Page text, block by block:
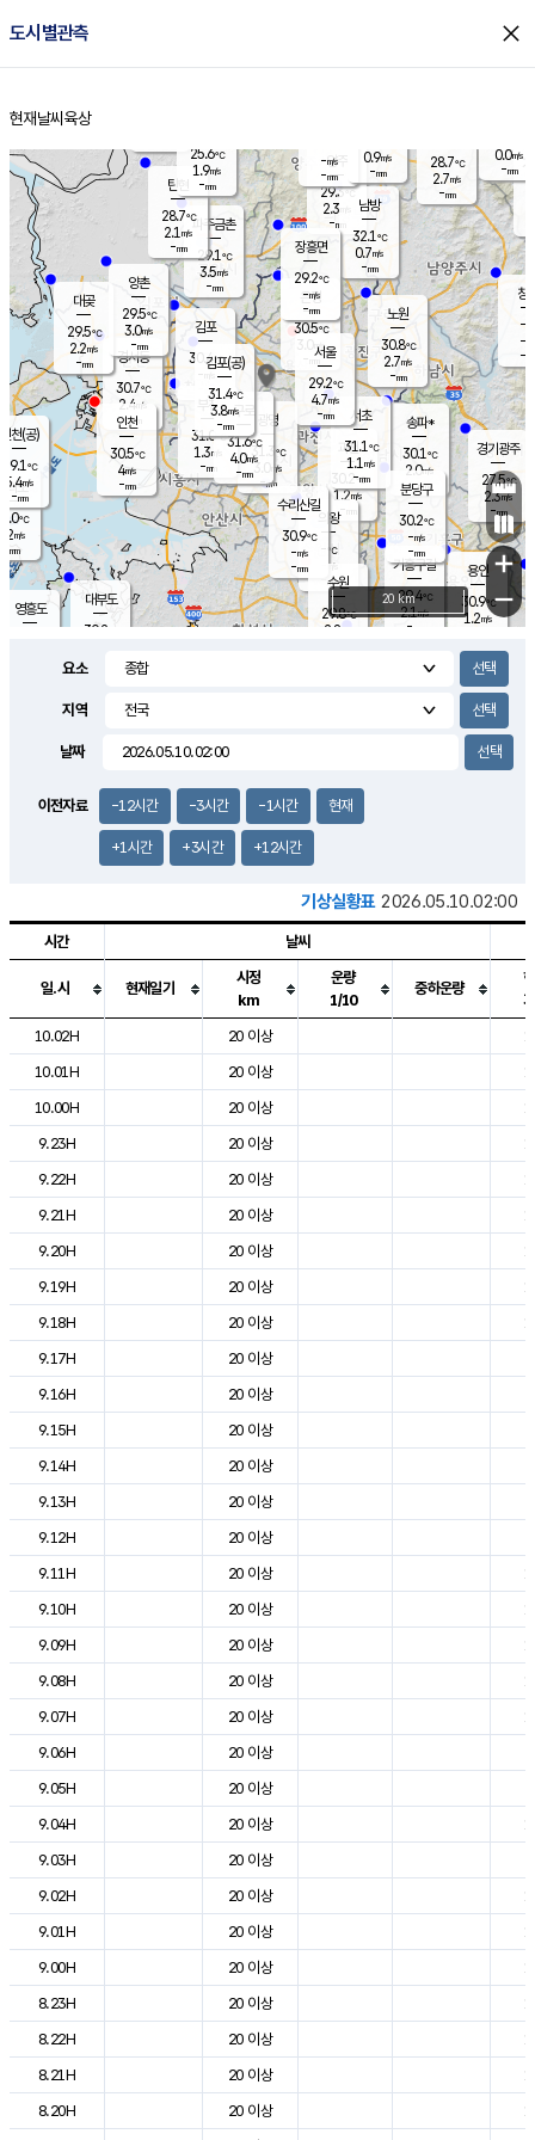
도시별관측 close
홈
현재날씨 육상
의도
℃
m/s
mm
영흥도
양주
29.3℃
2.3
-mm
과천
30.2℃
1.2m/s
- mm
용인
30.9℃
1.2m/s
경기광주
27.5℃
2.3m/s
-mm
2.8m/s
대부도
30.2
경서동
30.7℃
2.4 m/s
-mm
파주금촌
29.1℃
3.5m/s
-mm
28.7℃
2.7m/s
-mm
대곶
29.5℃
2.2m/s
-mm
창
-
-m/
-
탄현
28.7℃
2.1 m/s
-mm
0.0m/s
-mm
의왕
- ℃
m/s
mm
김포
30.4℃
-m/s
mm
광명
31.3 ℃
3.0 m/s
-mm
부천
31.0℃
1.3m/s
-mm
양촌
29.5℃
3.0m/s
-mm
구로
31.6℃
4.0m/s
-mm
은평
30.5℃
3.0 m/s
- mm
노원
30.8℃
2.7m/s
-mm
송파*
30.1℃
2.0m/s
-mm
서초
31.1℃
1.1 m/s
-mm
남방
32.1℃
0.7m/s
-mm
기흥구갈
29.4℃
2.1m/s
-
수리산길
30.9℃
-m/s
-mm
분당구
30.2℃
-m/s
-mm
장흥면
29.2℃
-m/s
-mm
-m/s
-mm
인천(공)
29.1℃
5.4m/s
-mm
김포(공)
31.4℃
3.8m/s
-mm
수원
29.8℃
2.8 m/s
인천
30.5℃
4m/s
-mm
서울
29.2℃
4.7m/s
-mm
25.6℃
1.9m/s
-mm
0.9m/s
-mm
+
−
20 km
요소
지역
날짜
이전자료 -12시간 -3시간 -1시간 현재
+1시간 +3시간 +12시간
기상실황표 2026.05.10.02:00
도시별 기상실황표로 지점, 날씨, 기온, 강수, 바람, 기압등을 안내한 표입
시간 날씨
일.시 현재일기
시정
km
운량
1/10
중하운량
10.02H
20 이상
10.01H
20 이상
10.00H
20 이상
9.23H
20 이상
9.22H
20 이상
9.21H
20 이상
9.20H
20 이상
9.19H
20 이상
9.18H
20 이상
9.17H
20 이상
9.16H
20 이상
9.15H
20 이상
9.14H
20 이상
9.13H
20 이상
9.12H
20 이상
9.11H
20 이상
9.10H
20 이상
9.09H
20 이상
9.08H
20 이상
9.07H
20 이상
9.06H
20 이상
9.05H
20 이상
9.04H
20 이상
9.03H
20 이상
9.02H
20 이상
9.01H
20 이상
9.00H
20 이상
8.23H
20 이상
8.22H
20 이상
8.21H
20 이상
8.20H
20 이상